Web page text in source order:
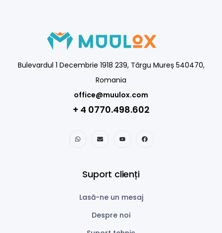
Bulevardul 1 Decembrie 1918 239, Târgu Mureș 540470,
Romania
office@muulox.com
+ 4 0770.498.602
Suport clienți
Lasă-ne un mesaj
Despre noi